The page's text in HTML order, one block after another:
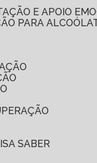
E APOIO
PARA
SABER